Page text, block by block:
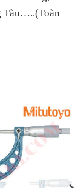
Tàu…..(Toàn